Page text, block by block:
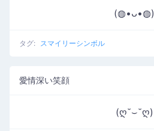
(◍•ᴗ•◍)
タグ: スマイリーシンボル
愛情深い笑顔
(ღ˘⌣˘ღ)